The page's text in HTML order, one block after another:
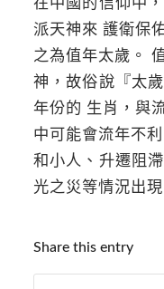
派天神來 護衛保
之為值年太歲。
神，故俗說『太
年份的 生肖，與
中可能會流年不
和小人、升遷阻
光之災等情況出
Share this entry